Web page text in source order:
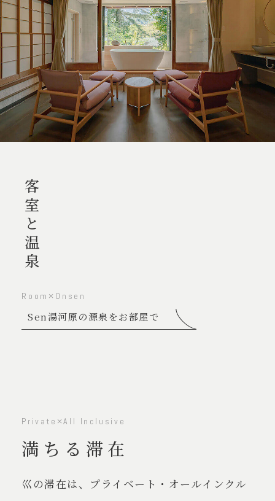
客室と温泉
Room×Onsen
Sen湯河原の源泉をお部屋で
Private×All Inclusive
満ちる滞在
巛の滞在は、プライベート・オールインクル